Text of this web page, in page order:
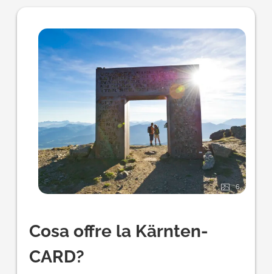
Dettagli dell'offerta di Cosa
6
Cosa offre la Kärnten-
CARD?